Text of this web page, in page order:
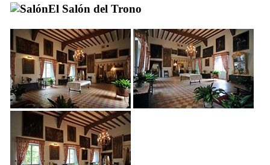
El Salón del Trono